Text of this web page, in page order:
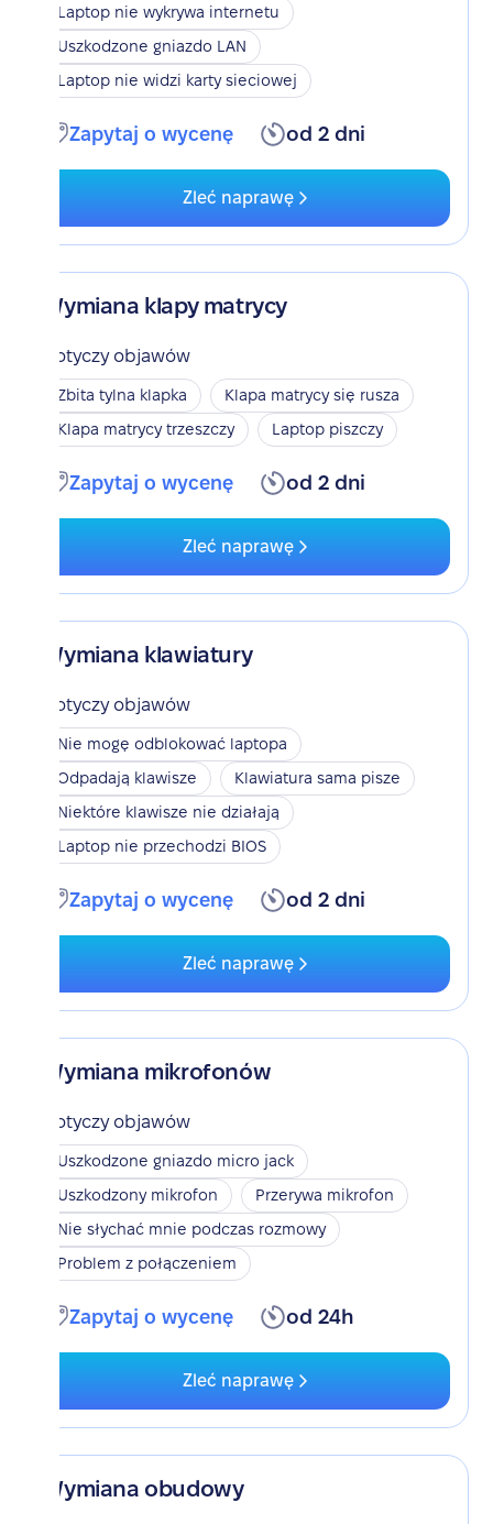
Laptop nie wykrywa internetu
Uszkodzone gniazdo LAN
Laptop nie widzi karty sieciowej
Zapytaj o wycenę od 2 dni
Zleć naprawę
Wymiana klapy matrycy
Dotyczy objawów
Zbita tylna klapka
Klapa matrycy się rusza
Klapa matrycy trzeszczy
Laptop piszczy
Zapytaj o wycenę od 2 dni
Zleć naprawę
Wymiana klawiatury
Dotyczy objawów
Nie mogę odblokować laptopa
Odpadają klawisze
Klawiatura sama pisze
Niektóre klawisze nie działają
Laptop nie przechodzi BIOS
Zapytaj o wycenę od 2 dni
Zleć naprawę
Wymiana mikrofonów
Dotyczy objawów
Uszkodzone gniazdo micro jack
Uszkodzony mikrofon
Przerywa mikrofon
Nie słychać mnie podczas rozmowy
Problem z połączeniem
Zapytaj o wycenę od 24h
Zleć naprawę
Wymiana obudowy